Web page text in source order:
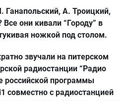
А. Троицкий,
они кивали “Городу” в
ножкой под столом.
звучали на питерском
радиостанции “Радио
российской программы
совместно с радиостанцией